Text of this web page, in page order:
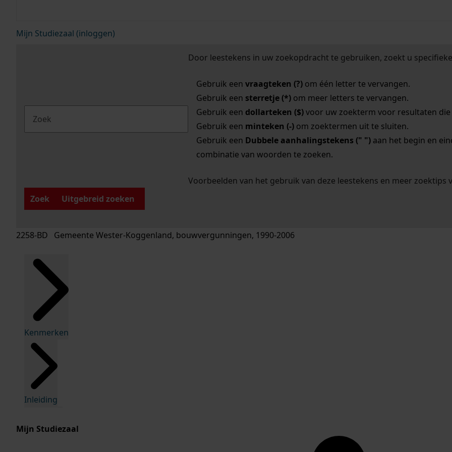
Mijn Studiezaal (inloggen)
Door leestekens in uw zoekopdracht te gebruiken, zoekt u
Gebruik een vraagteken (?)om één letter te vervangen.
Gebruik een sterretje (*)om meer letters te vervangen.
Gebruik een dollarteken ($)voor uw zoekterm voor resultaten die
Gebruik een minteken (-)om zoektermen uit te sluiten.
Gebruik een Dubbele aanhalingstekens (" ")aan het begin en
combinatie van woorden te zoeken.
Voorbeelden van het gebruik van deze leestekens en meer zoektips
Zoek
Uitgebreid zoeken
2258-BD Gemeente Wester-Koggenland, bouwvergunningen, 1990-2006
Kenmerken
Inleiding
Mijn Studiezaal